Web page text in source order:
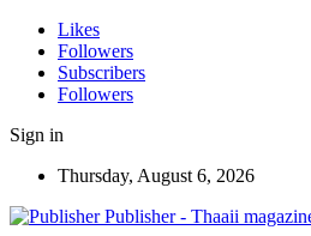
Likes
Followers
Subscribers
Followers
Sign in
Thursday, August 6, 2026
Publisher - Thaaii